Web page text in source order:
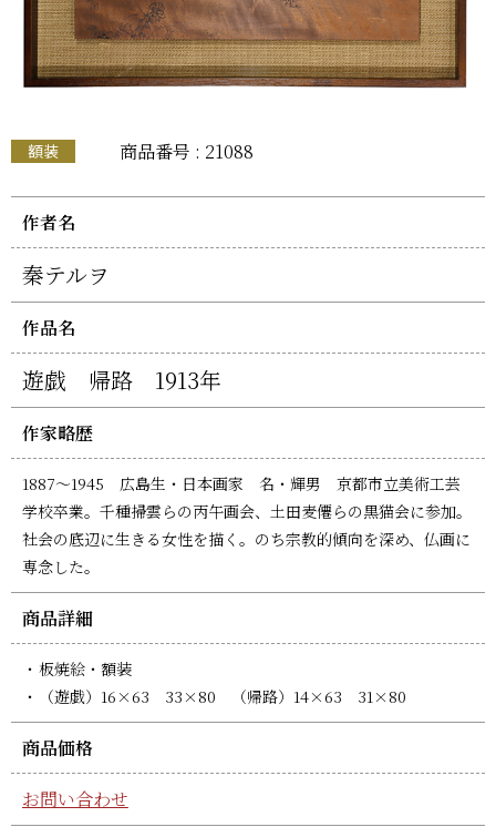
額装 商品番号 : 21088
作者名
秦テルヲ
作品名
遊戯 帰路 1913年
作家略歴
1887～1945 広島生・日本画家 名・輝男 京都市立美術工芸
学校卒業。千種掃雲らの丙午画会、土田麦僊らの黒猫会に参加。
社会の底辺に生きる女性を描く。のち宗教的傾向を深め、仏画に
専念した。
商品詳細
板焼絵・額装
（遊戯）16×63 33×80 （帰路）14×63 31×80
商品価格
お問い合わせ